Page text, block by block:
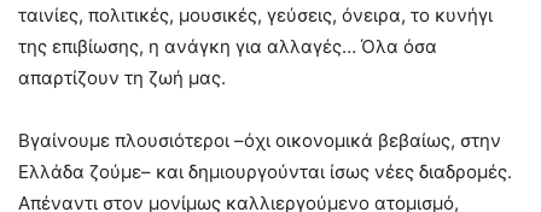
ταινίες, πολιτικές, μουσικές, γεύσεις, όνειρα, το κυνήγι
της επιβίωσης, η ανάγκη για αλλαγές… Όλα όσα
απαρτίζουν τη ζωή μας.
Βγαίνουμε πλουσιότεροι –όχι οικονομικά βεβαίως, στην
Ελλάδα ζούμε– και δημιουργούνται ίσως νέες διαδρομές.
Απέναντι στον μονίμως καλλιεργούμενο ατομισμό,